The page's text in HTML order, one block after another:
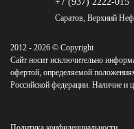
Саратов, Верхний
2012 - 2026 © Copyright
Сайт носит исключительно
офертой, определяемой
Российской федерации. Наличие и